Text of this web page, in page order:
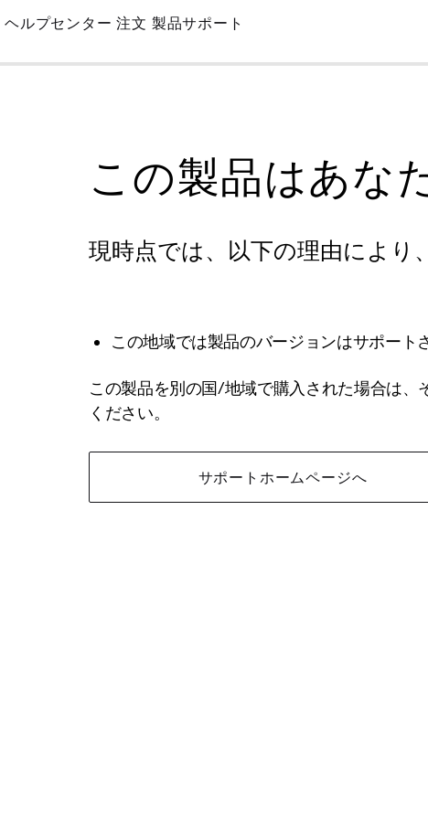
Skip
Main
ヘルプセンター 注文 製品サポート
この製品はあな
現時点では、以下の理由により
この地域では製品のバージョンはサポート
この製品を別の国/地域で購入された場合は、
ください。
サポートホームページへ